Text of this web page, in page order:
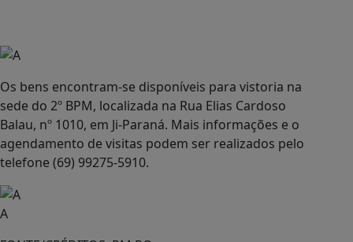
Os bens encontram-se disponíveis para vistoria na
sede do 2º BPM, localizada na Rua Elias Cardoso
Balau, nº 1010, em Ji-Paraná. Mais informações e o
agendamento de visitas podem ser realizados pelo
telefone (69) 99275-5910.
A